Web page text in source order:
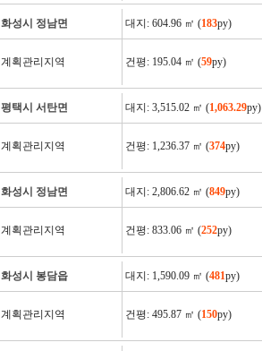
화성시 정남면 대지: 604.96 ㎡ (183py)
계획관리지역 건평: 195.04 ㎡ (59py)
평택시 서탄면 대지: 3,515.02 ㎡ (1,063.29py)
계획관리지역 건평: 1,236.37 ㎡ (374py)
화성시 정남면 대지: 2,806.62 ㎡ (849py)
계획관리지역 건평: 833.06 ㎡ (252py)
화성시 봉담읍 대지: 1,590.09 ㎡ (481py)
계획관리지역 건평: 495.87 ㎡ (150py)